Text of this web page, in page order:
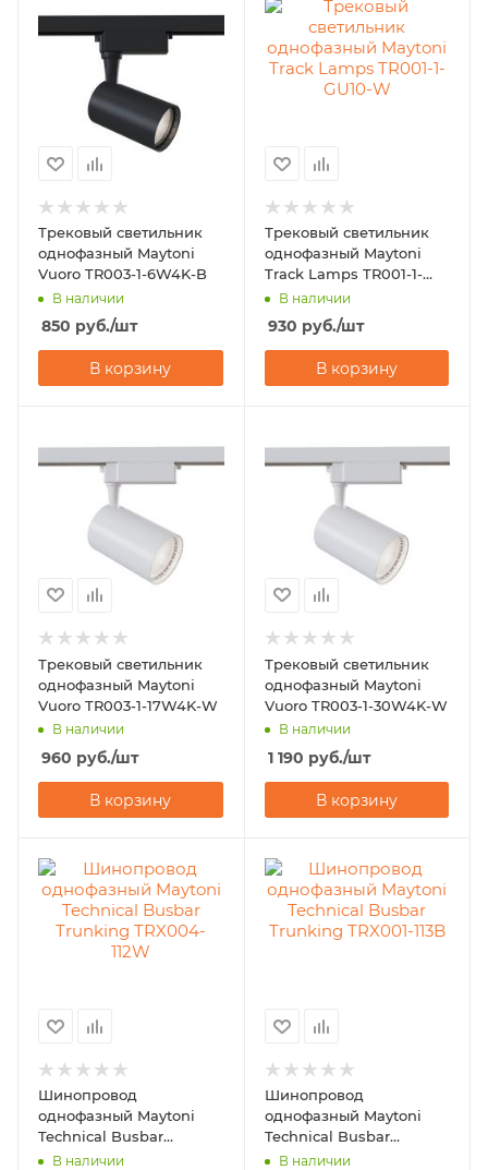
Трековый светильник
однофазный Maytoni
Vuoro TR003-1-6W4K-B
В наличии
850 руб./шт
В корзину
Трековый светильник
однофазный Maytoni
Track Lamps TR001-1-
GU10-W
В наличии
930 руб./шт
В корзину
Трековый светильник
однофазный Maytoni
Vuoro TR003-1-17W4K-W
В наличии
960 руб./шт
В корзину
Трековый светильник
однофазный Maytoni
Vuoro TR003-1-30W4K-W
В наличии
1 190 руб./шт
В корзину
Шинопровод
однофазный Maytoni
Technical Busbar
Trunking TRX004-112W
В наличии
Шинопровод
однофазный Maytoni
Technical Busbar
Trunking TRX001-113B
В наличии